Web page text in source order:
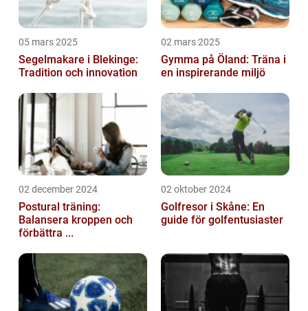
05 mars 2025
Segelmakare i Blekinge:
Tradition och innovation
02 mars 2025
Gymma på Öland: Träna i
en inspirerande miljö
02 december 2024
Postural träning:
Balansera kroppen och
förbättra ...
02 oktober 2024
Golfresor i Skåne: En
guide för golfentusiaster